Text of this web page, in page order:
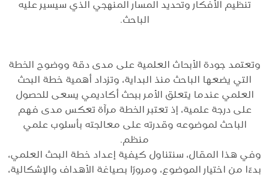
تنظيم الأفكار وتحديد المسار المنهجي الذي سيسير عليه
الباحث.
وتعتمد جودة الأبحاث العلمية على مدى دقة ووضوح الخطة
التي يضعها الباحث منذ البداية، وتزداد أهمية خطة البحث
العلمي عندما يتعلق الأمر ببحث أكاديمي يسعى للحصول
على درجة علمية، إذ تعتبر الخطة مرآة تعكس مدى فهم
الباحث لموضوعه وقدرته على معالجته بأسلوب علمي
منظم.
وفي هذا المقال، سنتناول كيفية إعداد خطة البحث العلمي،
بدءًا من اختيار الموضوع، ومرورًا بصياغة الأهداف والإشكالية،